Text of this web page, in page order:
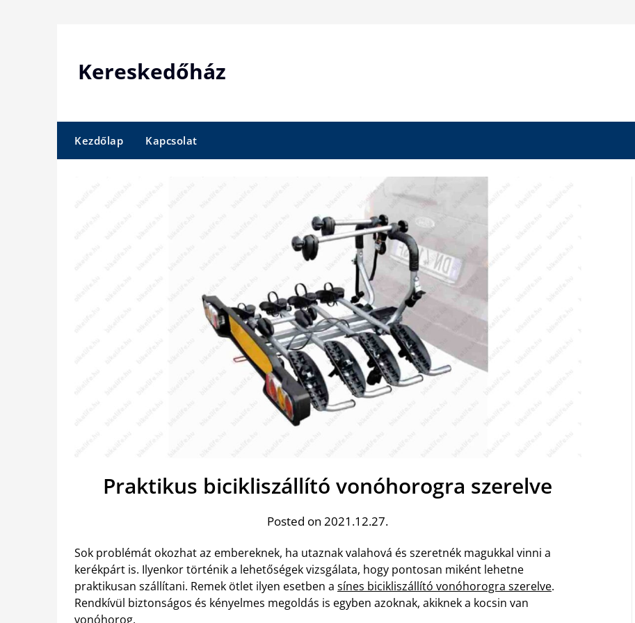
Kereskedőház
Kezdőlap Kapcsolat
Praktikus bicikliszállító vonóhorogra szerelve
Posted on 2021.12.27.
Sok problémát okozhat az embereknek, ha utaznak valahová és szeretnék magukkal vinni a
kerékpárt is. Ilyenkor történik a lehetőségek vizsgálata, hogy pontosan miként lehetne
praktikusan szállítani. Remek ötlet ilyen esetben a sínes bicikliszállító vonóhorogra szerelve.
Rendkívül biztonságos és kényelmes megoldás is egyben azoknak, akiknek a kocsin van
vonóhorog.